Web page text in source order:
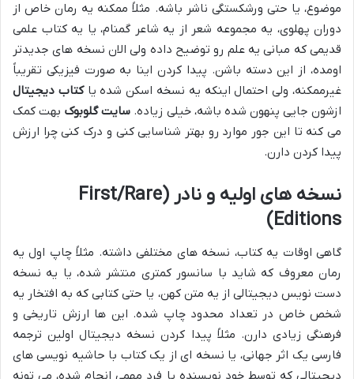
موضوع، یا حتی ورشکستگی ناشر باشه. مثلاً ممکنه یه رمان خاص از
دوران پهلوی، یه مجموعه شعر از یه شاعر گمنام، یا یه کتاب علمی
قدیمی که مبانی یه علم رو توضیح داده ولی الان نسخه های جدیدتر
اومده، از این دسته باشن. پیدا کردن اینا به صورت فیزیکی تقریباً
غیرممکنه، ولی احتمال اینکه یه نسخه اسکن شده یاکتاب دیجیتال
ازشون جایی پنهون شده باشه، خیلی زیاده. سایت گلوبوک بهت کمک
می کنه تا این جور موارد رو بهتر شناسایی کنی و درک کنی چرا ارزش
پیدا کردن دارن.
نسخه های اولیه و نادر (First/Rare
Editions)
گاهی اوقات یه کتاب، نسخه های مختلفی داشته. مثلاً چاپ اول یه
رمان معروف که شاید با سانسور کمتری منتشر شده، یا یه نسخه
دست نویس دیجیتالی از یه متن کهن، یا حتی کتابی که به افتخار یه
شخص خاص در تعداد محدود چاپ شده. این ها ارزش تاریخی و
فرهنگی زیادی دارن. مثلاً پیدا کردن نسخه دیجیتال اولین ترجمه
فارسی یک اثر جهانی، یا نسخه ای از یک کتاب با حاشیه نویسی های
دیجیتالی که توسط خود نویسنده یا فرد مهمی انجام شده، می تونه